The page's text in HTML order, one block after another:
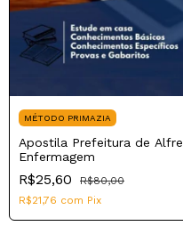
MÉTODO PRIMAZIA
Apostila Prefeitura de
Enfermagem
R$25,60
R$80,00
R$21,76 com Pix